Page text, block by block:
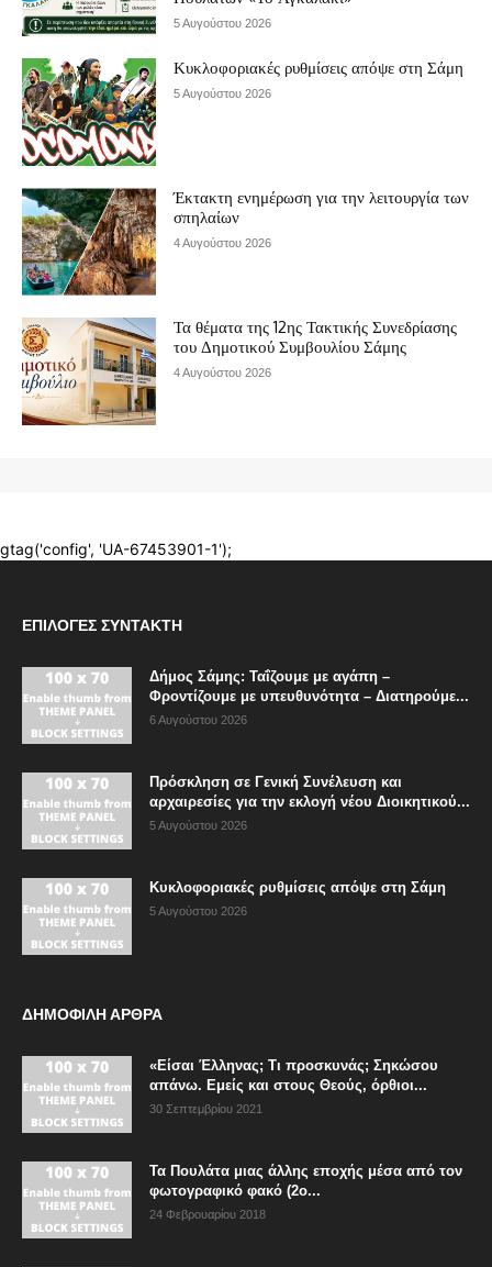
ΕΠΙΛΟΓΈΣ ΣΥΝΤΆΚΤΗ
Δήμος Σάμης: Ταΐζουμε με αγάπη –
Φροντίζουμε με υπευθυνότητα – Διατηρούμε...
6 Αυγούστου 2026
Πρόσκληση σε Γενική Συνέλευση και
αρχαιρεσίες για την εκλογή νέου Διοικητικού...
5 Αυγούστου 2026
Κυκλοφοριακές ρυθμίσεις απόψε στη Σάμη
5 Αυγούστου 2026
ΔΗΜΟΦΙΛΗ ΑΡΘΡΑ
«Είσαι Έλληνας; Τι προσκυνάς; Σηκώσου
απάνω. Εμείς και στους Θεούς, όρθιοι...
30 Σεπτεμβρίου 2021
Τα Πουλάτα μιας άλλης εποχής μέσα από τον
φωτογραφικό φακό (2ο...
24 Φεβρουαρίου 2018